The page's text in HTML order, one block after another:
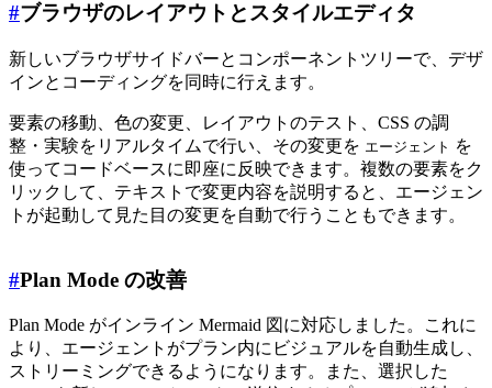
#ブラウザのレイアウトとスタイルエディタ
新しいブラウザサイドバーとコンポーネントツリーで、デザ
インとコーディングを同時に行えます。
要素の移動、色の変更、レイアウトのテスト、CSS の調
整・実験をリアルタイムで行い、その変更を エージェント を
使ってコードベースに即座に反映できます。複数の要素をク
リックして、テキストで変更内容を説明すると、エージェン
トが起動して見た目の変更を自動で行うこともできます。
#Plan Mode の改善
Plan Mode がインライン Mermaid 図に対応しました。これに
より、エージェントがプラン内にビジュアルを自動生成し、
ストリーミングできるようになります。また、選択した